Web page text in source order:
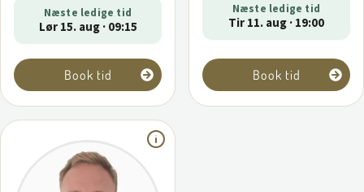
Næste ledige tid
Lør 15. aug · 09:15
Book tid
Næste ledige tid
Tir 11. aug · 19:00
Book tid